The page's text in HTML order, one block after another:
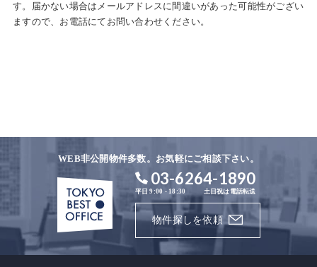
す。届かない場合はメールアドレスに間違いがあった可能性がござい
ますので、お電話にてお問い合わせください。
WEB非公開物件多数。お気軽にご相談下さい。
03-6264-1890
平日 9:00 - 18:30 土日祝は電話転送
物件探しを依頼